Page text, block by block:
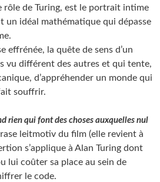
rôle de Turing, est le portrait intime
un idéal mathématique qui dépasse
effrénée, la quête de sens d’un
vu différent des autres et qui tente,
d’appréhender un monde qui
souffrir.
rien qui font des choses auxquelles nul
leitmotiv du film (elle revient à
s’applique à Alan Turing dont
lui coûter sa place au sein de
le code.